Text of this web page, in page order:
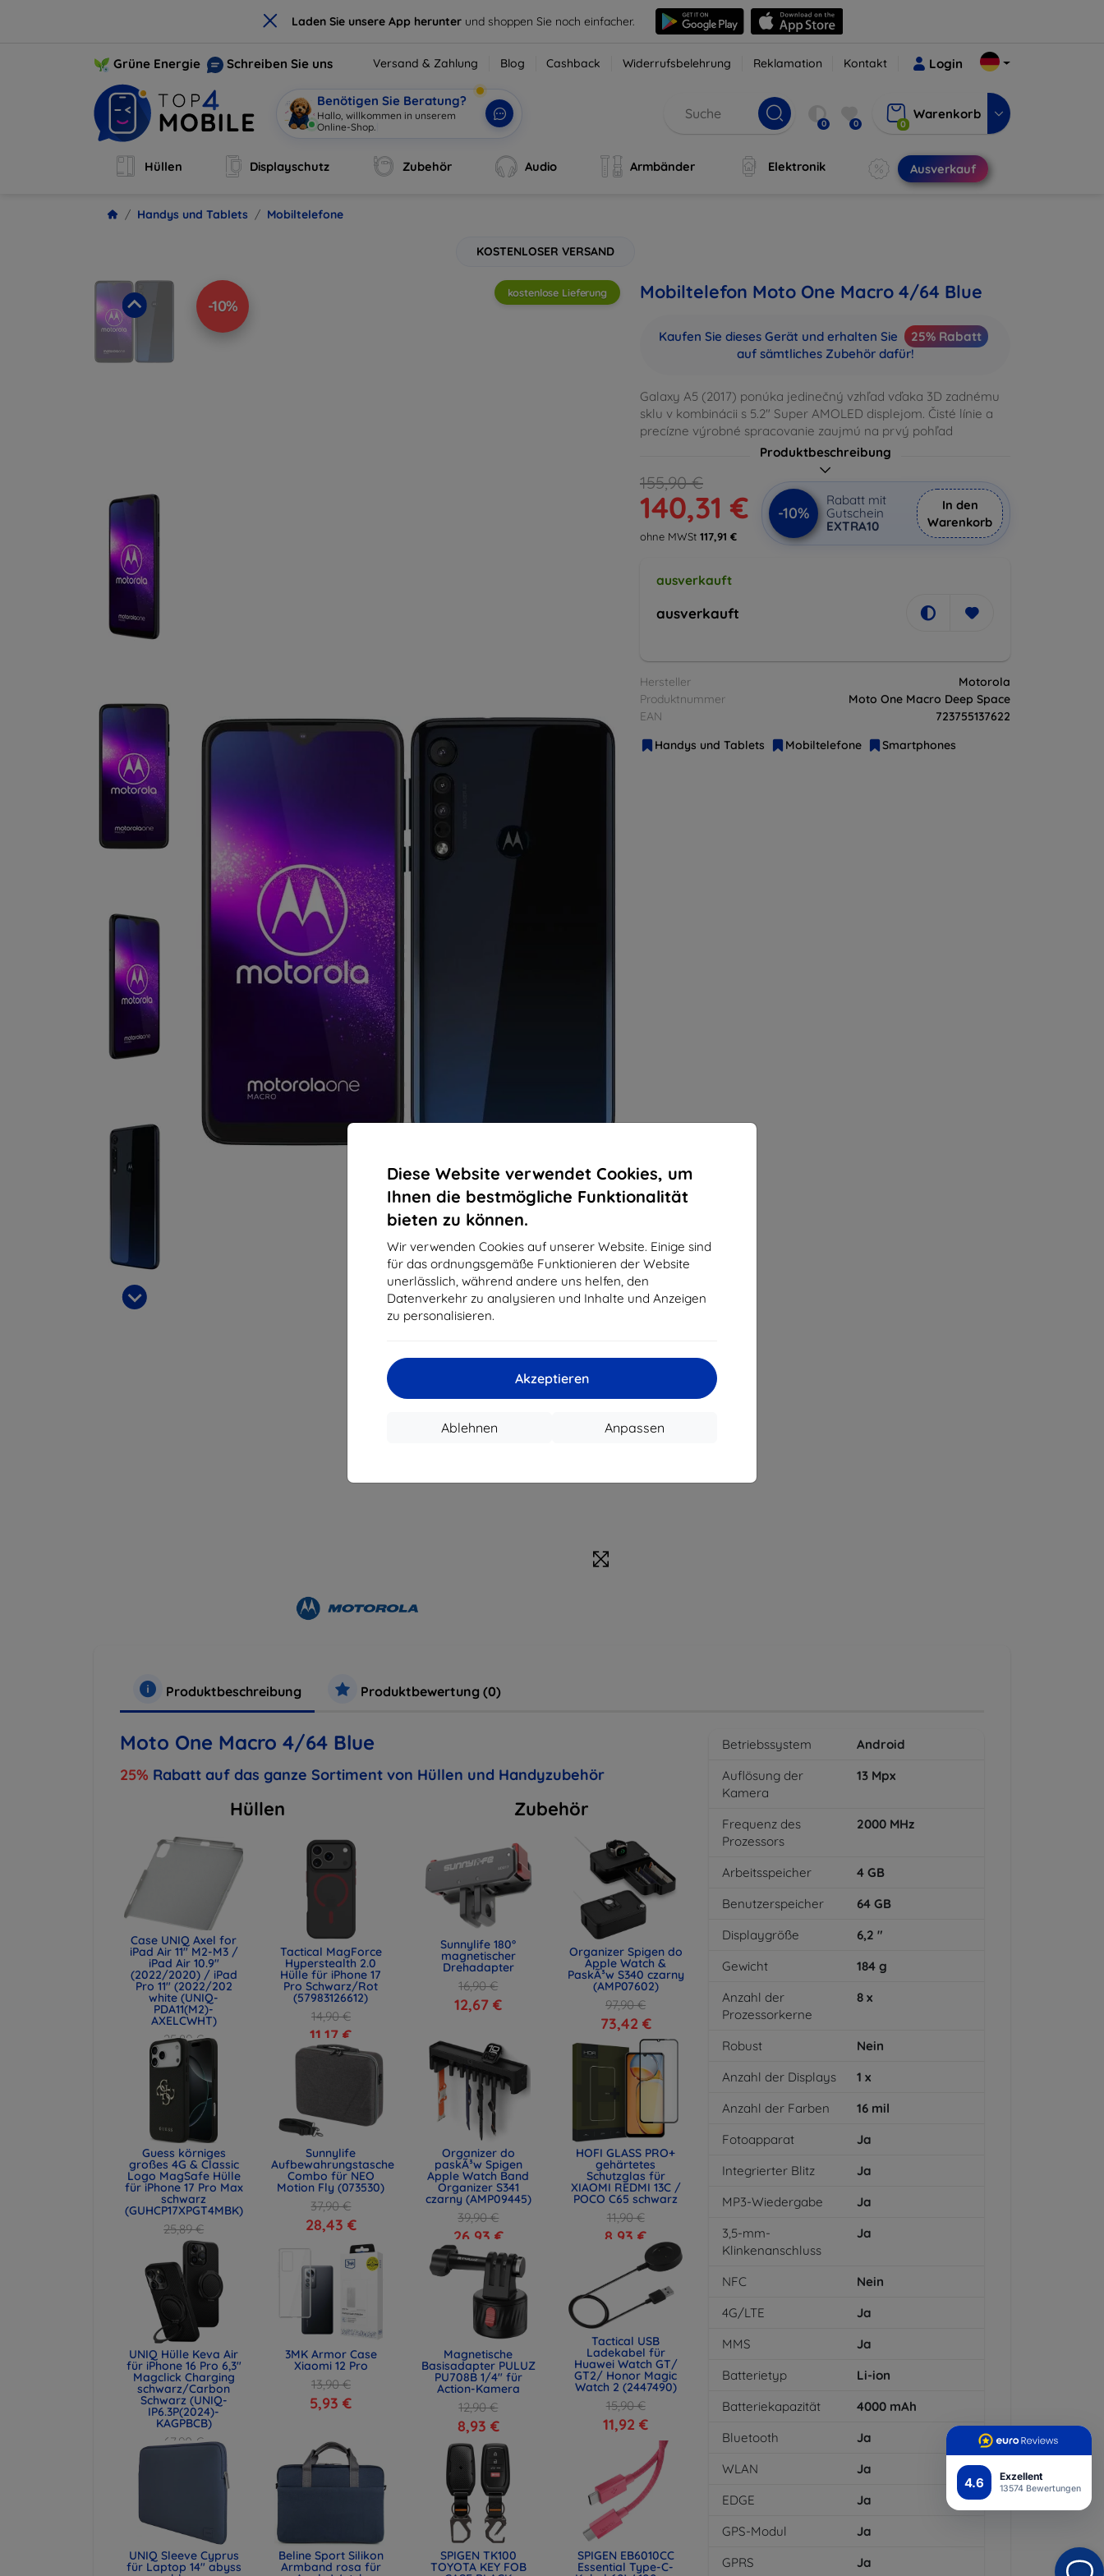
× Laden Sie unsere App herunter und shoppen Sie noch einfacher.
4.6 Exzellent
13574 Bewertungen
Diese Website verwendet Cookies, um
Ihnen die bestmögliche Funktionalität
bieten zu können.
Wir verwenden Cookies auf unserer Website. Einige sind
für das ordnungsgemäße Funktionieren der Website
unerlässlich, während andere uns helfen, den
Datenverkehr zu analysieren und Inhalte und Anzeigen
zu personalisieren.
Akzeptieren
Anpassen
Ablehnen
Grüne Energie Schreiben Sie uns Versand & Zahlung Blog Cashback Widerrufsbelehrung Reklamation Kontakt Login
Benötigen Sie Beratung?
| 0 0 0
Warenkorb
Hüllen Displayschutz Zubehör Audio Armbänder Elektronik Ausverkauf
Handys und Tablets Mobiltelefone
KOSTENLOSER VERSAND
-10%
kostenlose Lieferung Mobiltelefon Moto One Macro 4/64 Blue
Kaufen Sie dieses Gerät und erhalten Sie
25% Rabatt
auf sämtliches Zubehör dafür!
Galaxy A5 (2017) ponúka jedinečný vzhľad vďaka 3D zadnému
sklu v kombinácii s 5.2" Super AMOLED displejom. Čisté línie a
precízne výrobné spracovanie zaujmú na prvý pohľad
Produktbeschreibung
155,90 €
140,31 €
ohne MWSt 117,91 €
-10%
Rabatt mit
Gutschein
EXTRA10
In den
Warenkorb
ausverkauft
ausverkauft
Hersteller
Motorola
Produktnummer
Moto One Macro Deep Space
EAN
723755137622
Handys und Tablets
Mobiltelefone Smartphones
Produktbeschreibung Produktbewertung (0)
Moto One Macro 4/64 Blue
25% Rabatt auf das ganze Sortiment von Hüllen und Handyzubehör
Hüllen
Case UNIQ Axel for
iPad Air 11" M2-M3 /
iPad Air 10.9"
(2022/2020) / iPad
Pro 11" (2022/202
white (UNIQ-
PDA11(M2)-
AXELCWHT)
25,89 €
19,42 €
Tactical MagForce
Hyperstealth 2.0
Hülle für iPhone 17
Pro Schwarz/Rot
(57983126612)
14,90 €
11,17 €
Guess körniges
großes 4G & Classic
Logo MagSafe Hülle
für iPhone 17 Pro Max
schwarz
(GUHCP17XPGT4MBK)
25,89 €
19,42 €
Sunnylife
Aufbewahrungstasche
Combo für NEO
Motion Fly (073530)
37,90 €
28,43 €
UNIQ Hülle Keva Air
für iPhone 16 Pro 6,3"
Magclick Charging
schwarz/Carbon
Schwarz (UNIQ-
IP6.3P(2024)-
KAGPBCB)
67,90 €
3MK Armor Case
Xiaomi 12 Pro
13,90 €
5,93 €
UNIQ Sleeve Cyprus
für Laptop 14" abyss
Beline Sport Silikon
Armband rosa für
Zubehör
Sunnylife 180°
magnetischer
Drehadapter
16,90 €
12,67 €
Organizer Spigen do
Apple Watch &
PaskÃ³w S340 czarny
(AMP07602)
97,90 €
73,42 €
Organizer do
paskÃ³w Spigen
Apple Watch Band
Organizer S341
czarny (AMP09445)
39,90 €
26,93 €
HOFI GLASS PRO+
gehärtetes
Schutzglas für
XIAOMI REDMI 13C /
POCO C65 schwarz
11,90 €
8,93 €
Magnetische
Basisadapter PULUZ
PU708B 1/4" für
Action-Kamera
12,90 €
8,93 €
Tactical USB
Ladekabel für
Huawei Watch GT/
GT2/ Honor Magic
Watch 2 (2447490)
15,90 €
11,92 €
SPIGEN TK100
TOYOTA KEY FOB
SPIGEN EB6010CC
Essential Type-C-
Betriebssystem
Android
Auflösung der
Kamera
13 Mpx
Frequenz des
Prozessors
2000 MHz
Arbeitsspeicher 4 GB
Benutzerspeicher
64 GB
Displaygröße
6,2 "
Gewicht
184 g
Anzahl der
Prozessorkerne
8 x
Robust
Nein
Anzahl der Displays
1 x
Anzahl der Farben
16 mil
Fotoapparat
Ja
Integrierter Blitz
Ja
MP3-Wiedergabe
Ja
3,5-mm-
Klinkenanschluss
Ja
NFC
Nein
4G/LTE
Ja
MMS
Ja
Batterietyp
Li-ion
Batteriekapazität
4000 mAh
Bluetooth
Ja
WLAN
Ja
EDGE
Ja
GPS-Modul
Ja
GPRS
Ja